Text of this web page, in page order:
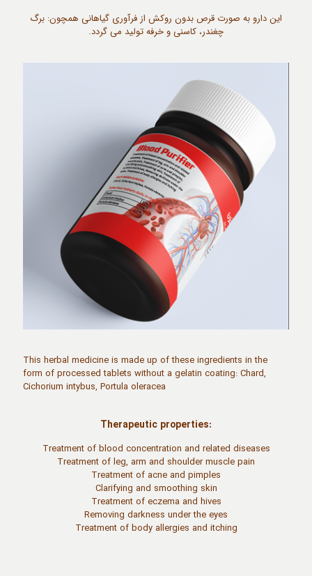
این دارو به صورت قرص بدون روکش از فرآوری گیاهانی همچون: برگ
چغندر، کاسنی و خرفه تولید می گردد.
This herbal medicine is made up of these ingredients in the
form of processed tablets without a gelatin coating: Chard,
Cichorium intybus, Portula oleracea
Therapeutic properties:
Treatment of blood concentration and related diseases
Treatment of leg, arm and shoulder muscle pain
Treatment of acne and pimples
Clarifying and smoothing skin
Treatment of eczema and hives
Removing darkness under the eyes
Treatment of body allergies and itching